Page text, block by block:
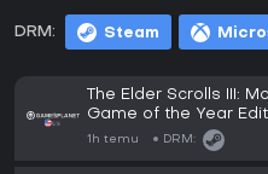
DRM: Steam
The Elder Scrolls III:
Game of the Year
1h temu DRM: